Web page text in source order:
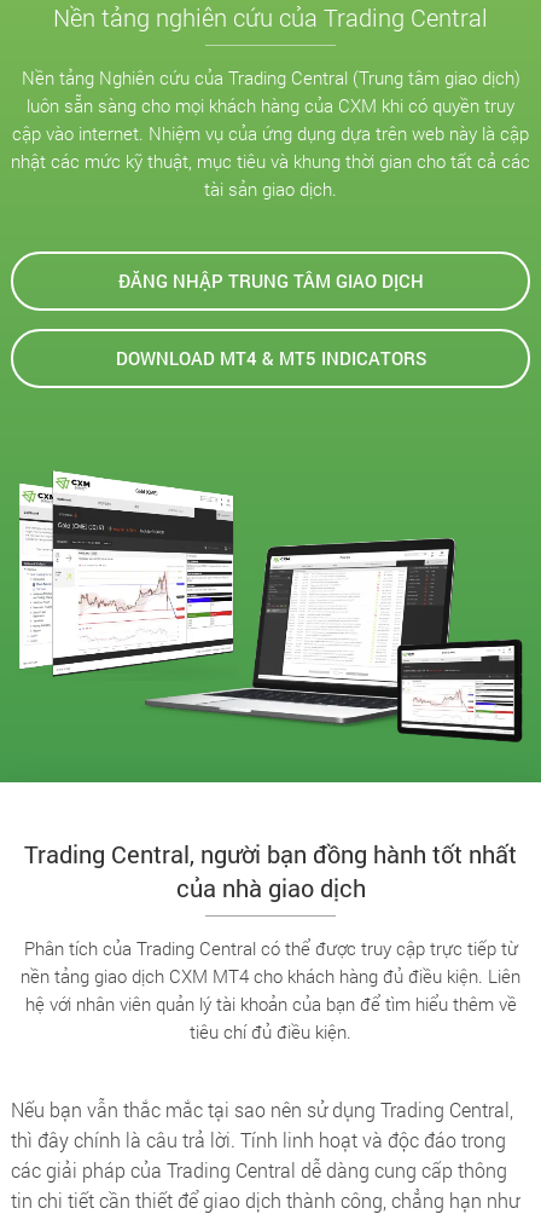
Nền tảng nghiên cứu của Trading Central
Nền tảng Nghiên cứu của Trading Central (Trung tâm giao dịch)
luôn sẵn sàng cho mọi khách hàng của CXM khi có quyền truy
cập vào internet. Nhiệm vụ của ứng dụng dựa trên web này là cập
nhật các mức kỹ thuật, mục tiêu và khung thời gian cho tất cả các
tài sản giao dịch.
ĐĂNG NHẬP TRUNG TÂM GIAO DỊCH
DOWNLOAD MT4 & MT5 INDICATORS
Trading Central, người bạn đồng hành tốt nhất
của nhà giao dịch
Phân tích của Trading Central có thể được truy cập trực tiếp từ
nền tảng giao dịch CXM MT4 cho khách hàng đủ điều kiện. Liên
hệ với nhân viên quản lý tài khoản của bạn để tìm hiểu thêm về
tiêu chí đủ điều kiện.
Nếu bạn vẫn thắc mắc tại sao nên sử dụng Trading Central,
thì đây chính là câu trả lời. Tính linh hoạt và độc đáo trong
các giải pháp của Trading Central dễ dàng cung cấp thông
tin chi tiết cần thiết để giao dịch thành công, chẳng hạn như